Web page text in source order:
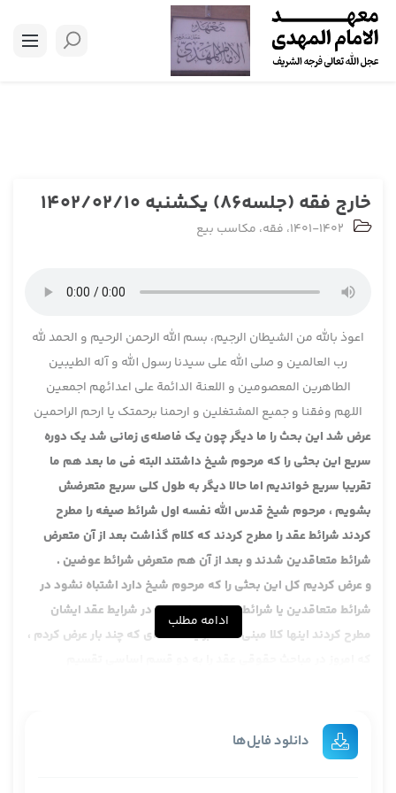
خارج فقه (جلسه86) یکشنبه 1402/02/10
1401-1402، فقه، مکاسب بیع
اعوذ بالله من الشیطان الرجیم، بسم الله الرحمن الرحیم و الحمد لله
رب العالمین و صلی الله علی سیدنا رسول الله و آله الطیبین
الطاهرین المعصومین و اللعنة الدائمة علی اعدائهم اجمعین
اللهم وفقنا و جمیع المشتغلین و ارحمنا برحمتک یا ارحم الراحمین
عرض شد این بحث را ما دیگر چون یک فاصله‌ی زمانی شد یک دوره
سریع این بحثی را که مرحوم شیخ داشتند البته فی ما بعد هم ما
تقریبا سریع خواندیم اما حالا دیگر به طول کلی سریع متعرضش
بشویم ، مرحوم شیخ قدس الله نفسه اول شرائط صیغه را مطرح
کردند شرائط عقد را مطرح کردند که کلام گذاشت بعد از آن متعرض
شرائط متعاقدین شدند و بعد از آن هم متعرض شرائط عوضین .
و عرض کردیم کل این بحثی را که مرحوم شیخ دارد اشتباه نشود در
شرائط متعاقدین یا شرائط صیغه ، مخصوصا در شرایط عقد ایشان
مطرح کردند اینها کلا مبنی است بر یک نکته‌ای که چند بار عرض کردم ،
شکل واقع نشد آن باطل است این را اصطلاحا می‌گویند عقود شکلی
وآن عقود رضائی آن است که شکل ندارد طرفین هر چه تراضی پیدا
ادامه مطلب
دانلود فایل‌ها